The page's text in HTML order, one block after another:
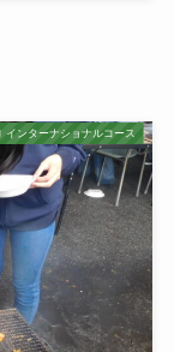
インターナショナルコース